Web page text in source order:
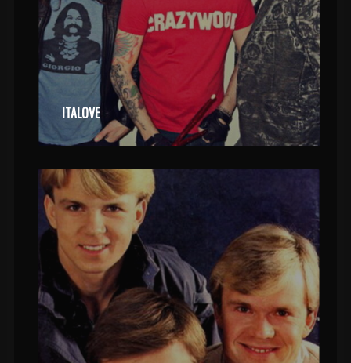
ITALOVE